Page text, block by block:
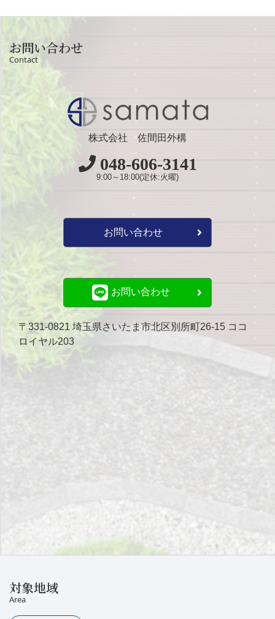
お問い合わせ
Contact
株式会社 佐間田外構
048-606-3141
9:00～18:00(定休:火曜)
お問い合わせ
お問い合わせ
〒331-0821 埼玉県さいたま市北区別所町26-15 ココ
ロイヤル203
対象地域
Area